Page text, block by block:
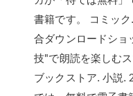
書籍です。 コミッ
合ダウンロードシ
技"で朗読を楽しむ
ブックストア. 小説.